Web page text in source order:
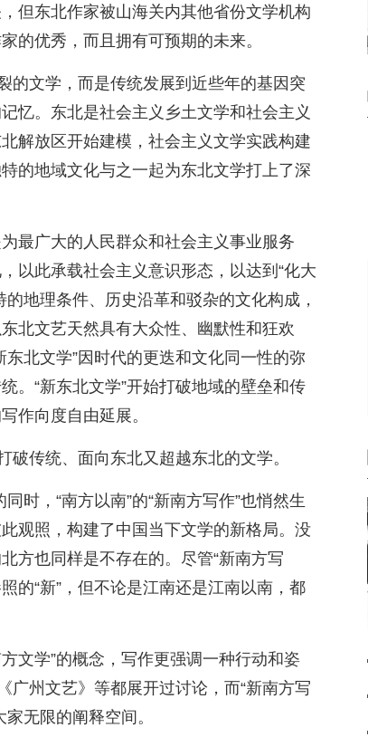
但东北作家被山海关内其他省份文学机构
的优秀，而且拥有可预期的未来。
的文学，而是传统发展到近些年的基因突
忆。东北是社会主义乡土文学和社会主义
解放区开始建模，社会主义文学实践构建
的地域文化与之一起为东北文学打上了深
最广大的人民群众和社会主义事业服务
以此承载社会主义意识形态，以达到“化大
地理条件、历史沿革和驳杂的文化构成，
北文艺天然具有大众性、幽默性和狂欢
北文学”因时代的更迭和文化同一性的弥
。“新东北文学”开始打破地域的壁垒和传
作向度自由延展。
破传统、面向东北又超越东北的文学。
时，“南方以南”的“新南方写作”也悄然生
观照，构建了中国当下文学的新格局。没
方也同样是不存在的。尽管“新南方写
的“新”，但不论是江南还是江南以南，都
文学”的概念，写作更强调一种行动和姿
广州文艺》等都展开过讨论，而“新南方写
无限的阐释空间。